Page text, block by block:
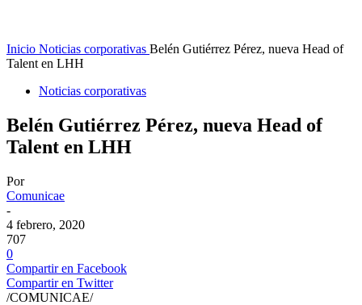
Inicio Noticias corporativas Belén Gutiérrez Pérez, nueva Head of
Talent en LHH
Noticias corporativas
Belén Gutiérrez Pérez, nueva Head of
Talent en LHH
Por
Comunicae
-
4 febrero, 2020
707
0
Compartir en Facebook
Compartir en Twitter
/COMUNICAE/